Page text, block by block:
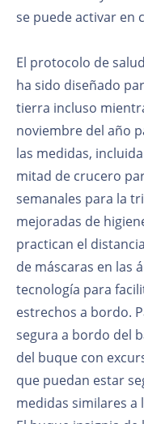
se puede activar en
El protocolo de
ha sido diseñado
tierra incluso
noviembre del año
las medidas,
mitad de crucero
semanales para la
mejoradas de
practican el
de máscaras en las
tecnología para
estrechos a bordo.
segura a bordo del
del buque con
que puedan estar
medidas similares a